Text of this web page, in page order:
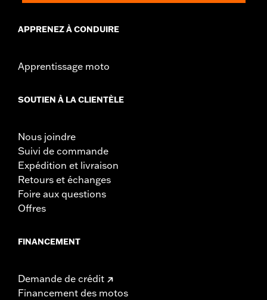
APPRENEZ À CONDUIRE
Apprentissage moto
SOUTIEN À LA CLIENTÈLE
Nous joindre
Suivi de commande
Expédition et livraison
Retours et échanges
Foire aux questions
Offres
FINANCEMENT
Demande de crédit
Financement des motos